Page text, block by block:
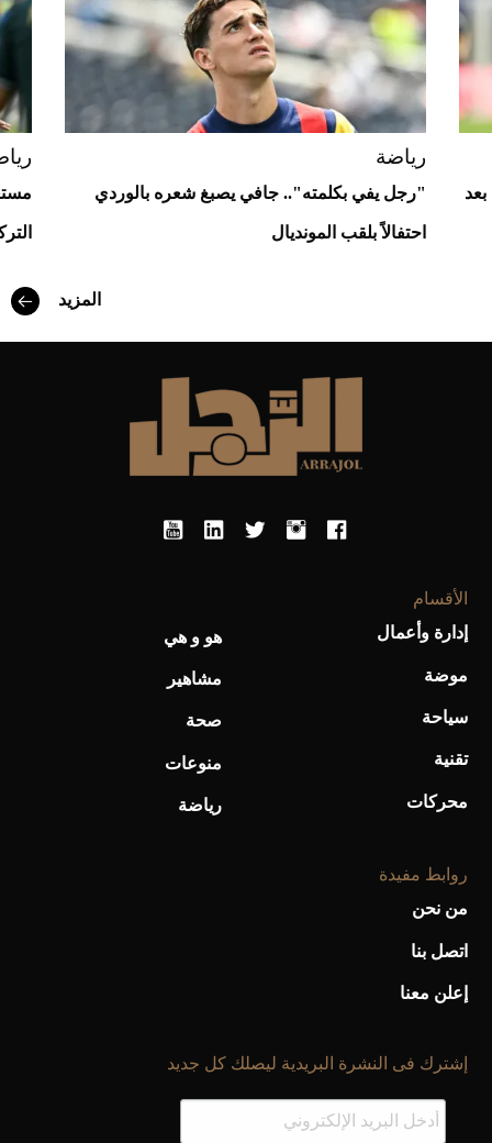
Aston Martin Valiant: على هوى الأبطال
أحذية Mary Jane: ترف وأناقة للرجال
رياضة
"رجل يفي بكلمته".. جافي يصبغ شعره بالوردي
احتفالاً بلقب المونديال
المزيد
الأقسام
إدارة وأعمال
موضة
سياحة
تقنية
محركات
هو و هي
مشاهير
صحة
منوعات
رياضة
روابط مفيدة
من نحن
اتصل بنا
إعلن معنا
إشترك فى النشرة البريدية ليصلك كل جديد